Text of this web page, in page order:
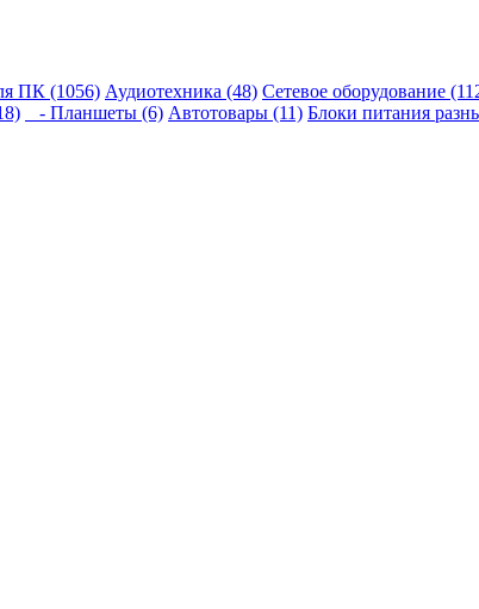
ПК (1056) Аудиотехника (48) Сетевое оборудование
- Планшеты (6) Автотовары (11) Блоки питания